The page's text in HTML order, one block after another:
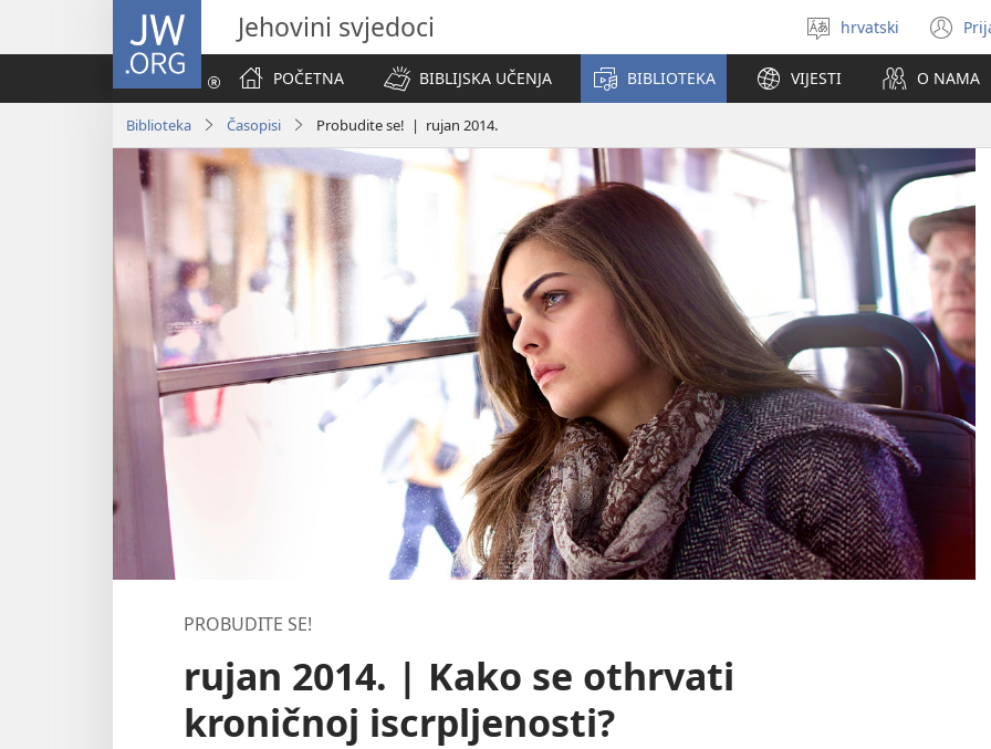
JW.ORG Jehovini svjedoci
Izaberi
jezik
hrvatski
se
novi
POČETNA
BIBLIJSKA UČENJA BIBLIOTEKA VIJESTI O NAMA
Biblioteka Časopisi Probudite se! | rujan 2014.
PROBUDITE SE!
rujan 2014. | Kako se othrvati
kroničnoj iscrpljenosti?